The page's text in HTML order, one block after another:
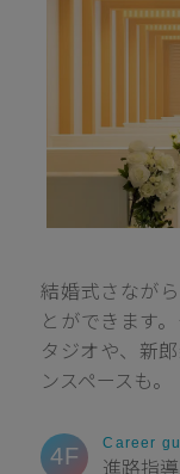
結婚式さなが
とができます
タジオや、新
ンスペースも。
4F
Career
進路指